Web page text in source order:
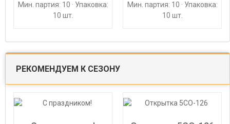
Мин. партия: 10 · Упаковка:
10 шт.
Мин. партия: 10 · Упаковка:
10 шт.
РЕКОМЕНДУЕМ К СЕЗОНУ